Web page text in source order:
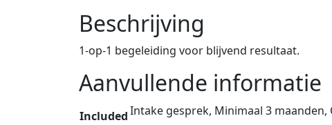
Beschrijving
1-op-1 begeleiding voor blijvend resultaat.
Aanvullende informatie
IncludedIntake gesprek, Minimaal 3